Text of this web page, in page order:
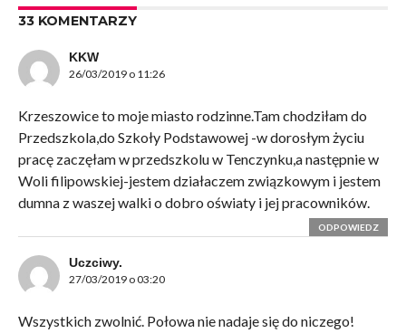
33 KOMENTARZY
KKW
26/03/2019 o 11:26
Krzeszowice to moje miasto rodzinne.Tam chodziłam do
Przedszkola,do Szkoły Podstawowej -w dorosłym życiu
pracę zaczęłam w przedszkolu w Tenczynku,a następnie w
Woli filipowskiej-jestem działaczem związkowym i jestem
dumna z waszej walki o dobro oświaty i jej pracowników.
ODPOWIEDZ
Uczciwy.
27/03/2019 o 03:20
Wszystkich zwolnić. Połowa nie nadaje się do niczego!